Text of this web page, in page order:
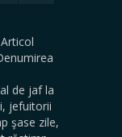
de jaf la
jefuitorii
şase zile,